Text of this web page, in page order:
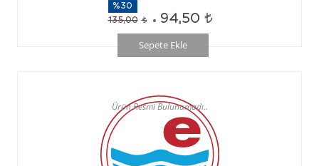
Sepete Ekle
%30
135,00
94,50